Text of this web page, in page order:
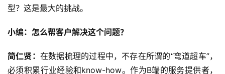
型？这是最大的挑战。
小编：怎么帮客户解决这个问题？
简仁贤： 在数据梳理的过程中，不存在所谓的“弯道超车”，
必须积累行业经验和know-how。作为B端的服务提供者，